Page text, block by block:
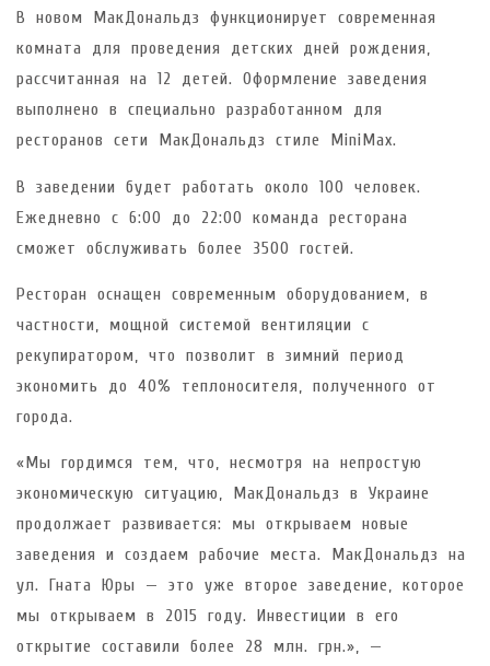
В новом МакДональдз функционирует современная
комната для проведения детских дней рождения,
рассчитанная на 12 детей. Оформление заведения
выполнено в специально разработанном для
ресторанов сети МакДональдз стиле MiniMax.
В заведении будет работать около 100 человек.
Ежедневно с 6:00 до 22:00 команда ресторана
сможет обслуживать более 3500 гостей.
Ресторан оснащен современным оборудованием, в
частности, мощной системой вентиляции с
рекупиратором, что позволит в зимний период
экономить до 40% теплоносителя, полученного от
города.
«Мы гордимся тем, что, несмотря на непростую
экономическую ситуацию, МакДональдз в Украине
продолжает развивается: мы открываем новые
заведения и создаем рабочие места. МакДональдз на
ул. Гната Юры — это уже второе заведение, которое
мы открываем в 2015 году. Инвестиции в его
открытие составили более 28 млн. грн.», —